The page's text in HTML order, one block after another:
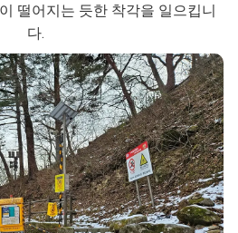
떨어지는 듯한 착각을 일으킵니
다.